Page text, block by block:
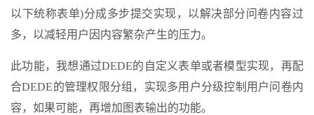
以下统称表单)分成多步提交实现，以解决部分问卷内容过
多，以减轻用户因内容繁杂产生的压力。
此功能，我想通过DEDE的自定义表单或者模型实现，再配
合DEDE的管理权限分组，实现多用户分级控制用户问卷内
容，如果可能，再增加图表输出的功能。